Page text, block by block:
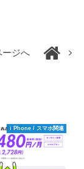
ージへ
i Phone / スマホ関連